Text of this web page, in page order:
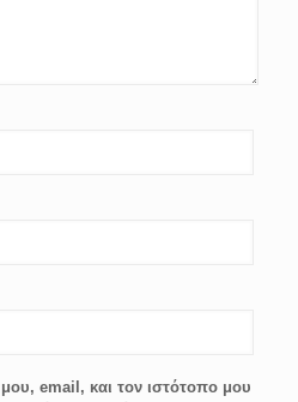
email, και τον ιστότοπο μου